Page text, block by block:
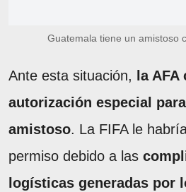
Guatemala tiene un amistoso
Ante esta situación,
la
autorización especial
amistoso. La FIFA le
permiso debido a las
logísticas generadas por